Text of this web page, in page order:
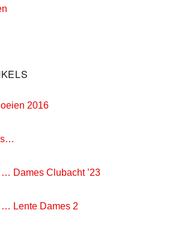
2016
Dames Clubacht ’23
… Lente Dames 2